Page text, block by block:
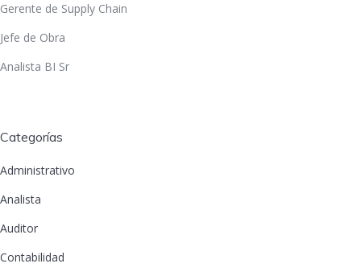
Gerente de Supply Chain
Jefe de Obra
Analista BI Sr
Categorías
Administrativo
Analista
Auditor
Contabilidad